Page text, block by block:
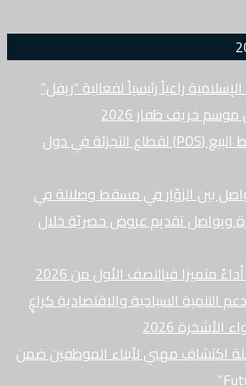
راعياً رئيسياً لفعالية “ريفل”
خريف ظفار 2026
زوهو تطلق حل نقاط البيع (POS) لقطاع التجزئة في دول
بين الزوّار في مسقط وصلالة في
ويواصل تقديم عروض حصريّة خلال
متميزا فيالنصف الأول من 2026
السياحية والاقتصادية كراعٍ
2026
اكتشاف مهني لأبناء الموظفين ضمن